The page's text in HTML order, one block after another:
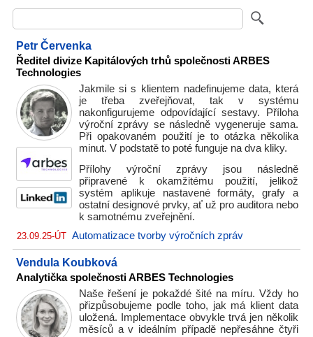
Petr Červenka
Ředitel divize Kapitálových trhů společnosti ARBES
Technologies
Jakmile si s klientem nadefinujeme data, která
je třeba zveřejňovat, tak v systému
nakonfigurujeme odpovídající sestavy. Příloha
výroční zprávy se následně vygeneruje sama.
Při opakovaném použití je to otázka několika
minut. V podstatě to poté funguje na dva kliky.
Přílohy výroční zprávy jsou následně
připravené k okamžitému použití, jelikož
systém aplikuje nastavené formáty, grafy a
ostatní designové prvky, ať už pro auditora nebo
k samotnému zveřejnění.
23.09.25-ÚT Automatizace tvorby výročních zpráv
Vendula Koubková
Analytička společnosti ARBES Technologies
Naše řešení je pokaždé šité na míru. Vždy ho
přizpůsobujeme podle toho, jak má klient data
uložená. Implementace obvykle trvá jen několik
měsíců a v ideálním případě nepřesáhne čtyři